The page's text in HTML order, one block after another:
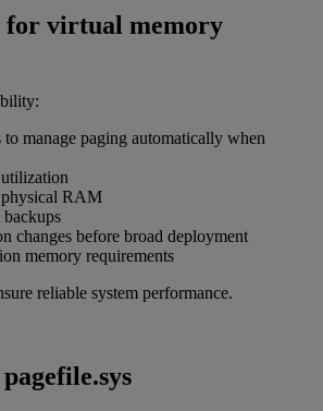
for virtual memory
manage paging automatically when
RAM
changes before broad deployment
memory requirements
reliable system performance.